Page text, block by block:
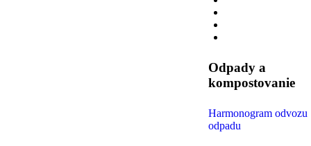
Odpady a
kompostovanie
Harmonogram odvozu
odpadu